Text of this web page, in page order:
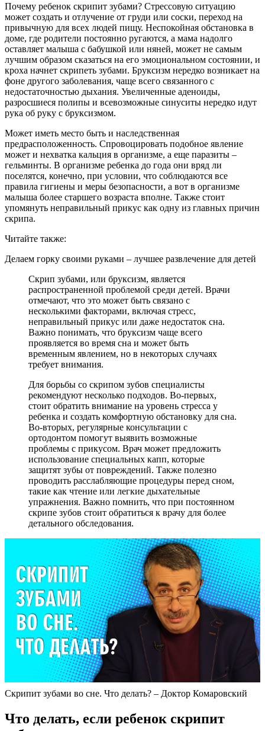
Почему ребенок скрипит зубами? Стрессовую ситуацию
может создать и отлучение от груди или соски, переход на
привычную для всех людей пищу. Неспокойная обстановка в
доме, где родители постоянно ругаются, а мама надолго
оставляет малыша с бабушкой или няней, может не самым
лучшим образом сказаться на его эмоциональном состоянии, и
кроха начнет скрипеть зубами. Бруксизм нередко возникает на
фоне другого заболевания, чаще всего связанного с
недостаточностью дыхания. Увеличенные аденоиды,
разросшиеся полипы и всевозможные синуситы нередко идут
рука об руку с бруксизмом.
Может иметь место быть и наследственная
предрасположенность. Спровоцировать подобное явление
может и нехватка кальция в организме, а еще паразиты –
гельминты. В организме ребенка до года они вряд ли
поселятся, конечно, при условии, что соблюдаются все
правила гигиены и меры безопасности, а вот в организме
малыша более старшего возраста вполне. Также стоит
упомянуть неправильный прикус как одну из главных причин
скрипа.
Читайте также:
Делаем горку своими руками – лучшее развлечение для детей
Скрип зубами, или бруксизм, является
распространенной проблемой среди детей. Врачи
отмечают, что это может быть связано с
несколькими факторами, включая стресс,
неправильный прикус или даже недостаток сна.
Важно понимать, что бруксизм чаще всего
проявляется во время сна и может быть
временным явлением, но в некоторых случаях
требует внимания.
Для борьбы со скрипом зубов специалисты
рекомендуют несколько подходов. Во-первых,
стоит обратить внимание на уровень стресса у
ребенка и создать комфортную обстановку для сна.
Во-вторых, регулярные консультации с
ортодонтом помогут выявить возможные
проблемы с прикусом. Врач может предложить
использование специальных капп, которые
защитят зубы от повреждений. Также полезно
проводить расслабляющие процедуры перед сном,
такие как чтение или легкие дыхательные
упражнения. Важно помнить, что при постоянном
скрипе зубов стоит обратиться к врачу для более
детального обследования.
Скрипит зубами во сне. Что делать? – Доктор Комаровский
Что делать, если ребенок скрипит